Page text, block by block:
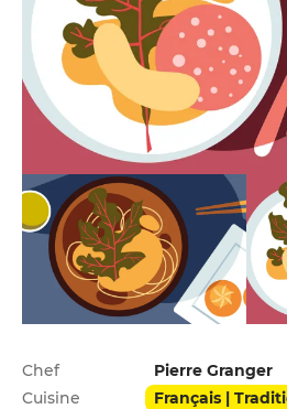
Infos
Chef
Pierre Granger
Cuisine
Français |